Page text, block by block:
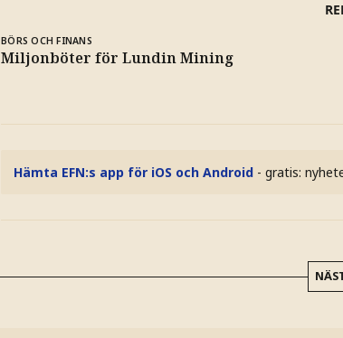
BÖRS OCH FINANS
Miljonböter för Lundin Mining
Hämta EFN:s app för iOS och Android - gratis: